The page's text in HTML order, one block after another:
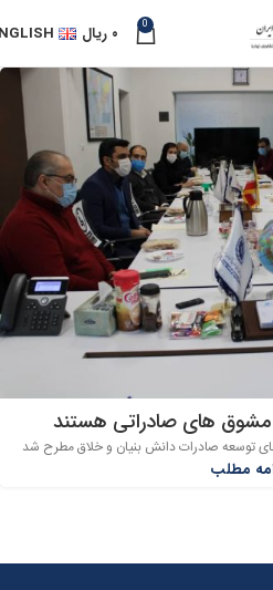
0 ۰ ریال
مشوق های صادراتی هستند
توسعه صادرات دانش بنیان و خلاق مطرح شد
مطلب